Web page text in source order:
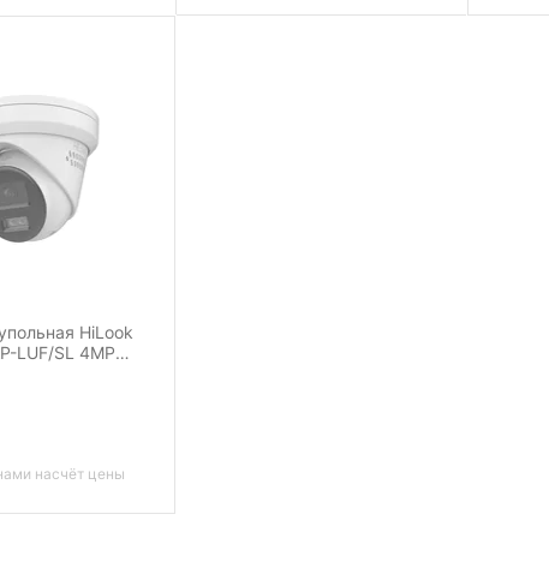
HiLook
LUF/SL 4MP
IP67 IR30 m
Dual Light MD
насчёт цены